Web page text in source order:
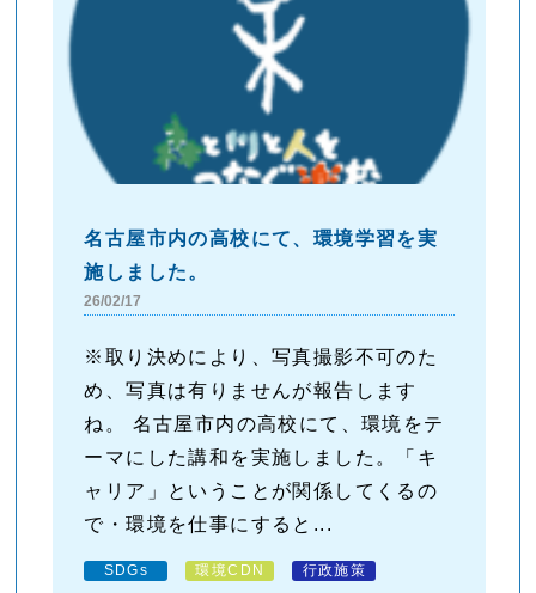
名古屋市内の高校にて、環境学習を実
施しました。
26/02/17
※取り決めにより、写真撮影不可のた
め、写真は有りませんが報告します
ね。 名古屋市内の高校にて、環境をテ
ーマにした講和を実施しました。「キ
ャリア」ということが関係してくるの
で・環境を仕事にすると...
SDGs 環境CDN 行政施策